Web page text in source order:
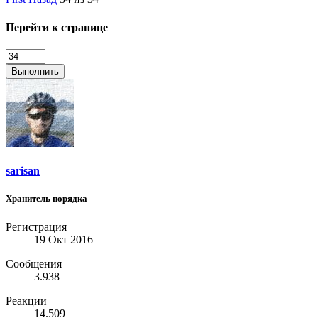
Перейти к странице
Выполнить
sarisan
Хранитель порядка
Регистрация
19 Окт 2016
Сообщения
3.938
Реакции
14.509